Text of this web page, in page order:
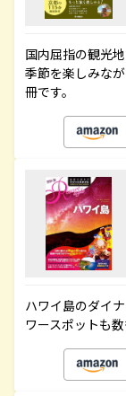
国内屈指の観光
季節を楽しみな
冊です。
ハワイ島のダイ
ワースポットも